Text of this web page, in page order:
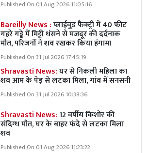
Published On 01 Aug 2026 11:05:16
Bareilly News :प्लाईवुड फैक्ट्री में 40 फीट
गहरे गड्ढे में मिट्टी धंसने से मजदूर की दर्दनाक
मौत, परिजनों ने शव रखकर किया हंगामा
Published On 31 Jul 2026 17:45:19
Shravasti News:घर से निकली महिला का
शव आम के पेड़ से लटका मिला, गांव में सनसनी
Published On 31 Jul 2026 10:38:36
Shravasti News:12 वर्षीय किशोर की
संदिग्ध मौत, घर के बाहर फंदे से लटका मिला
शव
Published On 01 Aug 2026 11:23:22